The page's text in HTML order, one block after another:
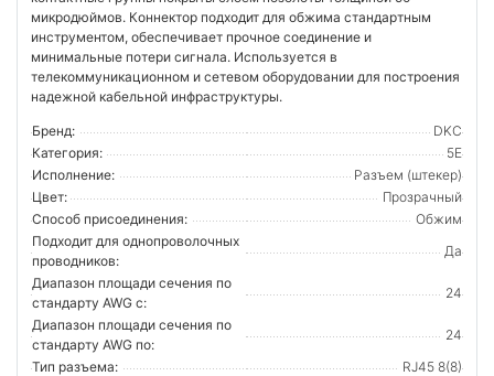
микродюймов. Коннектор подходит для обжима стандартным
инструментом, обеспечивает прочное соединение и
минимальные потери сигнала. Используется в
телекоммуникационном и сетевом оборудовании для построения
надежной кабельной инфраструктуры.
Бренд:
DKC
Категория:
5E
Исполнение:
Разъем (штекер)
Цвет:
Прозрачный
Способ присоединения:
Обжим
Подходит для однопроволочных
проводников:
Да
Диапазон площади сечения по
стандарту AWG с:
24
Диапазон площади сечения по
стандарту AWG по:
24
Тип разъема:
RJ45 8(8)